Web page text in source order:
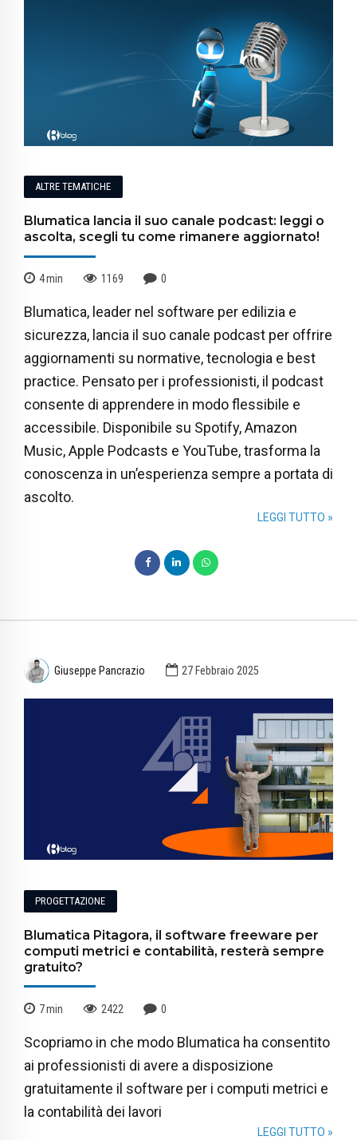
ALTRE TEMATICHE
Blumatica lancia il suo canale podcast: leggi o
ascolta, scegli tu come rimanere aggiornato!
4min 1169 0
Blumatica, leader nel software per edilizia e
sicurezza, lancia il suo canale podcast per offrire
aggiornamenti su normative, tecnologia e best
practice. Pensato per i professionisti, il podcast
consente di apprendere in modo flessibile e
accessibile. Disponibile su Spotify, Amazon
Music, Apple Podcasts e YouTube, trasforma la
conoscenza in un’esperienza sempre a portata di
ascolto.
LEGGI TUTTO »
Giuseppe Pancrazio 27 Febbraio 2025
PROGETTAZIONE
Blumatica Pitagora, il software freeware per
computi metrici e contabilità, resterà sempre
gratuito?
7min 2422 0
Scopriamo in che modo Blumatica ha consentito
ai professionisti di avere a disposizione
gratuitamente il software per i computi metrici e
la contabilità dei lavori
LEGGI TUTTO »